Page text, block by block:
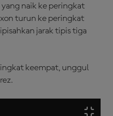
yang naik ke peringkat
turun ke peringkat
jarak tipis tiga
keempat, unggul